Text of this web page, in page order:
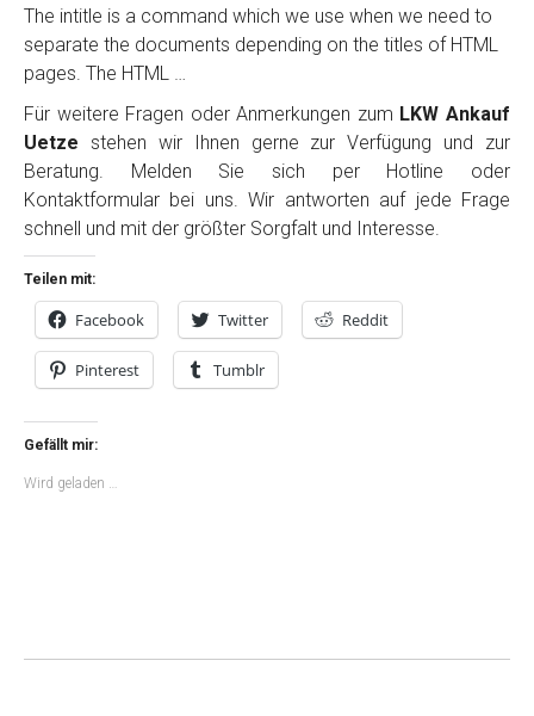
The intitle is a command which we use when we need to
separate the documents depending on the titles of HTML
pages. The HTML …
Für weitere Fragen oder Anmerkungen zum LKW Ankauf
Uetze stehen wir Ihnen gerne zur Verfügung und zur
Beratung. Melden Sie sich per Hotline oder
Kontaktformular bei uns. Wir antworten auf jede Frage
schnell und mit der größter Sorgfalt und Interesse.
Teilen mit:
Facebook Twitter Reddit
Pinterest Tumblr
Gefällt mir:
Wird geladen …